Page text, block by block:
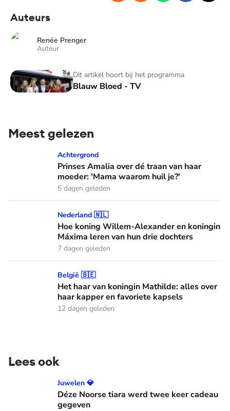
Auteurs
Renée Prenger
Auteur
Dit artikel hoort bij het programma
Blauw Bloed - TV
Blauw Bloed - TV
Meest gelezen
Prinses Amalia over dé traan van haar moeder: 'Mama
Achtergrond
Prinses Amalia over dé traan van haar
moeder: 'Mama waarom huil je?'
5 dagen geleden
Hoe koning Willem-Alexander en koningin Máxima leren
Nederland 🇳🇱
Hoe koning Willem-Alexander en koningin
Máxima leren van hun drie dochters
7 dagen geleden
Het haar van koningin Mathilde: alles over haar kapper en
België 🇧🇪
Het haar van koningin Mathilde: alles over
haar kapper en favoriete kapsels
12 dagen geleden
Lees ook
Déze Noorse tiara werd twee keer cadeau gegeven
Juwelen 💎
Déze Noorse tiara werd twee keer cadeau
gegeven